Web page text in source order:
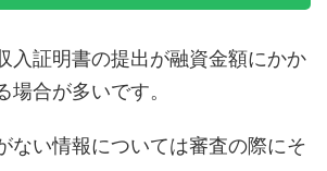
入証明書の提出が融資金額にかか
場合が多いです。
ない情報については審査の際にそ